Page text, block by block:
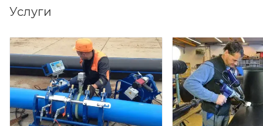
отводов с малыми градусами (10°, 12°, 15°). А на
плавучем пульпопроводе гибкость трубы позволяет
отказаться от применения шарового соединения.
Для сборки одного стыка в среднем понадобиться
от 5 до 30 минут, в зависимости от диаметра
трубопровода и наличия специального
инструмента.
Услуги